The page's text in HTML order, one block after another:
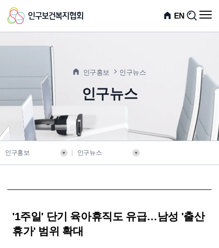
인
구
복
지
협
회
EN
검
전
메
인구홍보
인구뉴스
인구뉴스
인구홍보 인구뉴스
'1주일' 단기 육아휴직도 유급…남성 '출산
휴가' 범위 확대